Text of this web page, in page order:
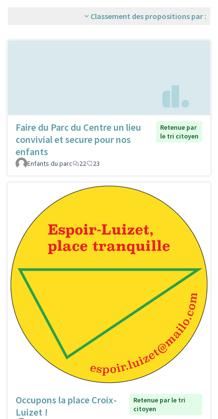
Classement des propositions par :
Faire du Parc du Centre un lieu
convivial et secure pour nos
enfants
Retenue par
le tri citoyen
Enfants du parc 22 23
Occupons la place Croix-
Luizet !
Retenue par le tri
citoyen